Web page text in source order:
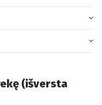
(išversta